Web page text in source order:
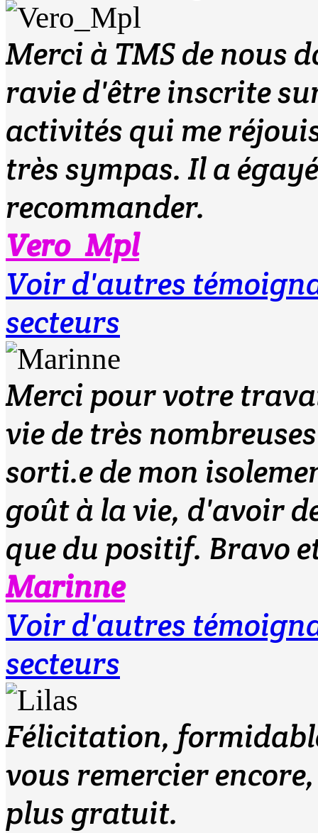
Merci à TMS de nous
ravie d'être inscrite
activités qui me
très sympas. Il a
recommander.
Vero_Mpl
Voir d'autres
secteurs
Merci pour votre
vie de très
sorti.e de mon
goût à la vie, d'avoir
que du positif. Bravo
Marinne
Voir d'autres
secteurs
Félicitation,
vous remercier
plus gratuit.